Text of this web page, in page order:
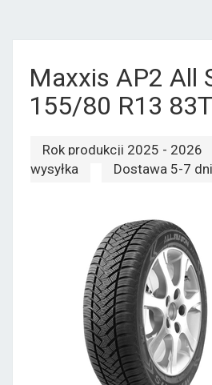
Maxxis AP2 All
155/80 R13 83T
Rok produkcji 2025 - 2026
wysyłka
Dostawa 5-7 dni